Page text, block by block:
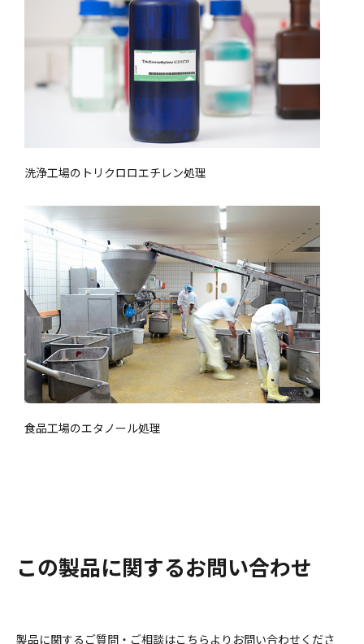
洗浄工場のトリクロロエチレン処理
食品工場のエタノール処理
この製品に関するお問い合わせ
製品に関するご質問・ご相談はこちらよりお問い合わせくださ